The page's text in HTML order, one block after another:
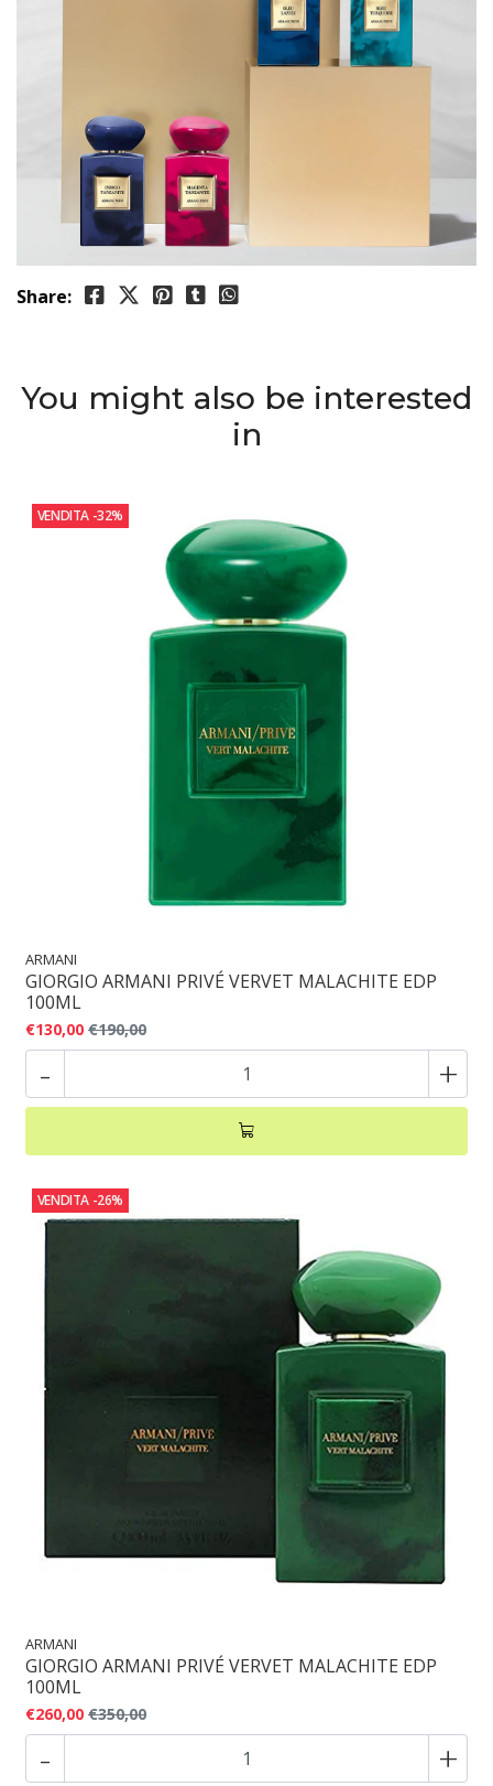
Share:
You might also be interested
in
VENDITA -32%
ARMANI
GIORGIO ARMANI PRIVÉ VERVET MALACHITE EDP
100ML
€130,00 €190,00
- +
VENDITA -26%
ARMANI
GIORGIO ARMANI PRIVÉ VERVET MALACHITE EDP
100ML
€260,00 €350,00
- +